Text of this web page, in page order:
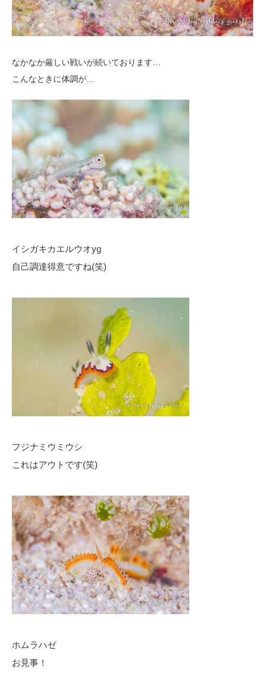
なかなか厳しい戦いが続いております…
こんなときに体調が…
イシガキカエルウオyg
自己調達得意ですね(笑)
フジナミウミウシ
これはアウトです(笑)
ホムラハゼ
お見事！